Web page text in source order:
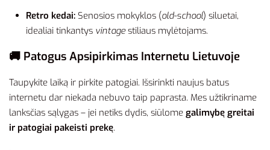
Retro kedai: Senosios mokyklos (old-school) siluetai,
idealiai tinkantys vintagestiliaus mylėtojams.
🚚 Patogus Apsipirkimas Internetu Lietuvoje
Taupykite laiką ir pirkite patogiai. Išsirinkti naujus batus
internetu dar niekada nebuvo taip paprasta. Mes užtikriname
lanksčias sąlygas – jei netiks dydis, siūlome galimybę greitai
ir patogiai pakeisti prekę.